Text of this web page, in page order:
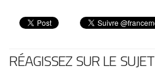
RÉAGISSEZ SUR LE SUJET